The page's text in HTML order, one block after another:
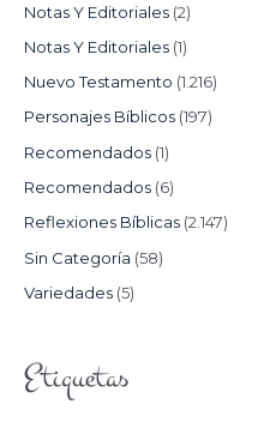
Notas Y Editoriales (2)
Notas Y Editoriales (1)
Nuevo Testamento (1.216)
Personajes Bíblicos (197)
Recomendados (1)
Recomendados (6)
Reflexiones Bíblicas (2.147)
Sin Categoría (58)
Variedades (5)
Etiquetas